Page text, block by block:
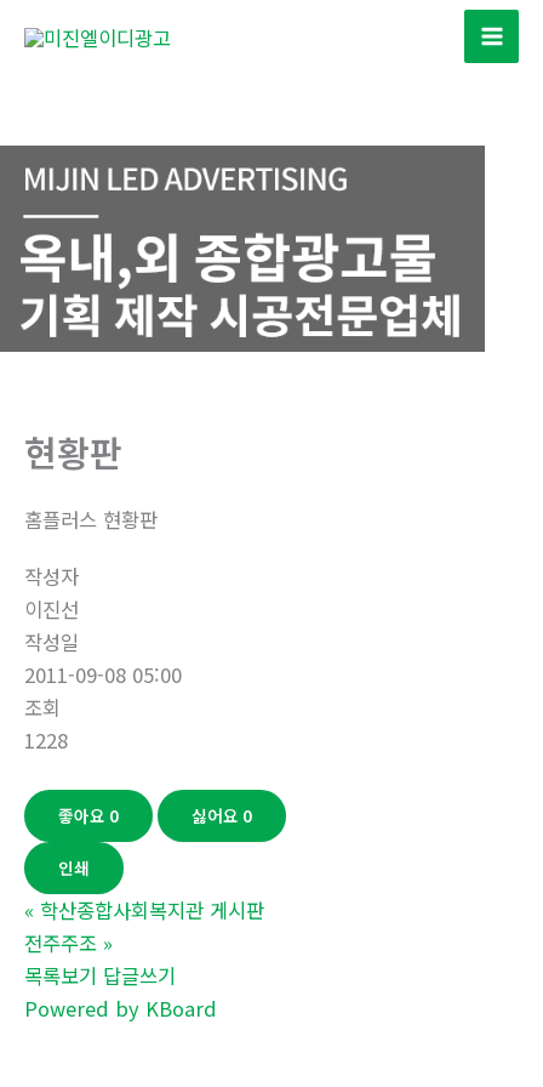
건
현황판
홈플러스 현황판
작성자
이진선
작성일
2011-09-08 05:00
조회
1228
좋아요 0 싫어요 0
인쇄
« 학산종합사회복지관 게시판
전주주조 »
목록보기 답글쓰기
Powered by KBoard